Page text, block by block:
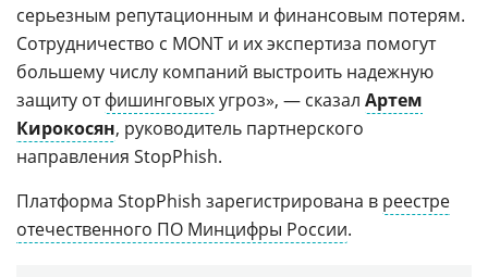
серьезным репутационным и финансовым потерям.
Сотрудничество с MONT и их экспертиза помогут
большему числу компаний выстроить надежную
защиту отфишинговыхугроз», — сказал Артем
Кирокосян, руководитель партнерского
направления StopPhish.
Платформа StopPhish зарегистрирована в реестре
отечественного ПО Минцифры России.